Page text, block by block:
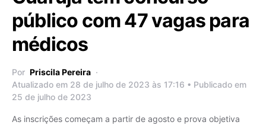
público com 47 vagas para
médicos
Por Priscila Pereira
Atualizado em 28 de julho de 2023 às 17:16 • Publicado em
25 de julho de 2023
As inscrições começam a partir de agosto e prova objetiva